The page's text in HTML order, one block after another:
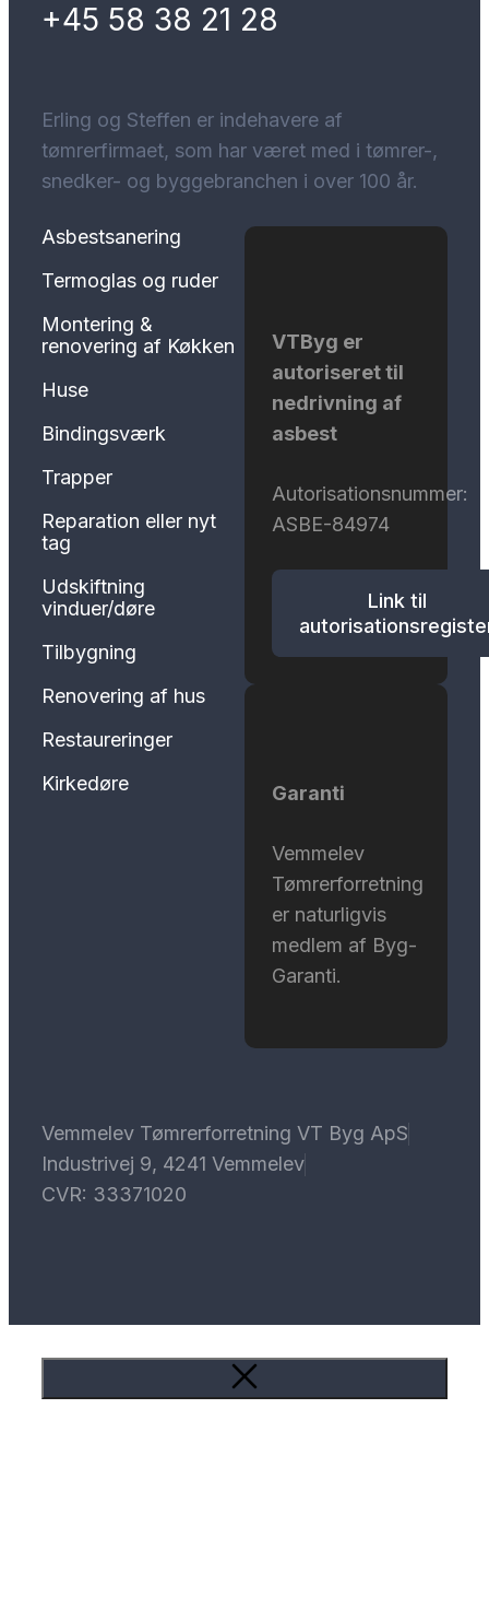
+45 58 38 21 28
Erling og Steffen er indehavere af
tømrerfirmaet, som har været med i tømrer-,
snedker- og byggebranchen i over 100 år.
Asbestsanering
Termoglas og ruder
Montering &
renovering af Køkken
Huse
Bindingsværk
Trapper
Reparation eller nyt
tag
Udskiftning
vinduer/døre
Tilbygning
Renovering af hus
Restaureringer
Kirkedøre
VTByg er
autoriseret til
nedrivning af
asbest
Autorisationsnummer:
ASBE-84974
Link til
Garanti
Vemmelev
Tømrerforretning
er naturligvis
medlem af Byg-
Garanti.
Vemmelev Tømrerforretning VT Byg ApS
Industrivej 9, 4241 Vemmelev
CVR: 33371020